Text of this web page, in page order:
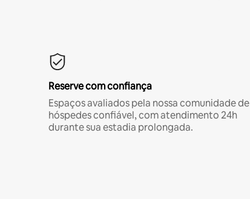
Reserve com confiança
Espaços avaliados pela nossa comunidade de
hóspedes confiável, com atendimento 24h
durante sua estadia prolongada.